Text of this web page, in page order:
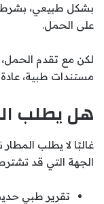
بشكل طبيعي،
على الحمل.
لكن مع تقدم
مستندات طبية، عادة
هل يطلب
غالبًا لا يطلب
الجهة التي قد
تقرير طبي